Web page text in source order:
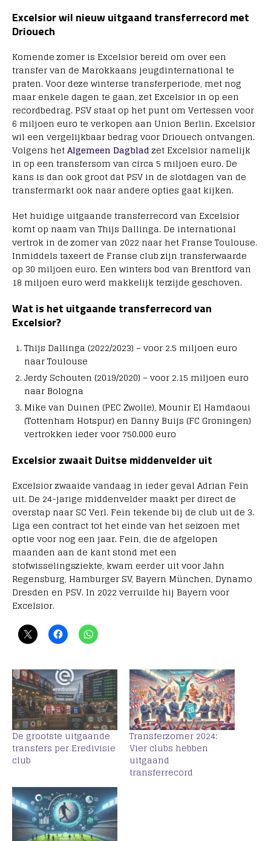
Excelsior wil nieuw uitgaand transferrecord met
Driouech
Komende zomer is Excelsior bereid om over een
transfer van de Marokkaans jeugdinternational te
praten. Voor deze winterse transferperiode, met nog
maar enkele dagen te gaan, zet Excelsior in op een
recordbedrag. PSV staat op het punt om Vertessen voor
6 miljoen euro te verkopen aan Union Berlin. Excelsior
wil een vergelijkbaar bedrag voor Driouech ontvangen.
Volgens hetAlgemeen Dagblad zet Excelsior namelijk
in op een transfersom van circa 5 miljoen euro. De
kans is dan ook groot dat PSV in de slotdagen van de
transfermarkt ook naar andere opties gaat kijken.
Het huidige uitgaande transferrecord van Excelsior
komt op naam van Thijs Dallinga. De international
vertrok in de zomer van 2022 naar het Franse Toulouse.
Inmiddels taxeert de Franse club zijn transferwaarde
op 30 miljoen euro. Een winters bod van Brentford van
18 miljoen euro werd makkelijk terzijde geschoven.
Wat is het uitgaande transferrecord van
Excelsior?
Thijs Dallinga (2022/2023) – voor 2.5 miljoen euro
naar Toulouse
Jerdy Schouten (2019/2020) – voor 2.15 miljoen euro
naar Bologna
Mike van Duinen (PEC Zwolle), Mounir El Hamdaoui
(Tottenham Hotspur) en Danny Buijs (FC Groningen)
vertrokken ieder voor 750.000 euro
Excelsior zwaait Duitse middenvelder uit
Excelsior zwaaide vandaag in ieder geval Adrian Fein
uit. De 24-jarige middenvelder maakt per direct de
overstap naar SC Verl. Fein tekende bij de club uit de 3.
Liga een contract tot het einde van het seizoen met
optie voor nog een jaar. Fein, die de afgelopen
maanden aan de kant stond met een
stofwisselingsziekte, kwam eerder uit voor Jahn
Regensburg, Hamburger SV, Bayern München, Dynamo
Dresden en PSV. In 2022 verruilde hij Bayern voor
Excelsior.
De grootste uitgaande
transfers per Eredivisie
club
Transferzomer 2024:
Vier clubs hebben
uitgaand
transferrecord